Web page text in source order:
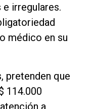
irregulares.
médico en su
pretenden que
114.000
a